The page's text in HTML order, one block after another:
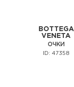
BOTTEGA
VENETA
ОЧКИ
ID: 47358